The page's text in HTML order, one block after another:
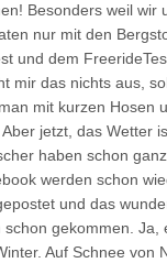
Besonders weil wir
nur mit den
und dem
mir das nichts aus,
mit kurzen Hosen
Aber jetzt, das Wetter
haben schon
werden schon
und das
schon gekommen. Ja,
Auf Schnee von